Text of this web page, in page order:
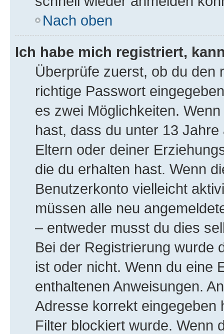
Nach oben
Ich habe mich registriert,
Überprüfe zuerst, ob du den
richtige Passwort
es zwei Möglichkeiten. Wenn
hast, dass du unter 13
Eltern oder deiner
die du erhalten hast. Wenn
Benutzerkonto vielleicht
müssen alle neu
– entweder musst du dies
Bei der Registrierung wurde
ist oder nicht. Wenn du eine
enthaltenen Anweisungen.
Adresse korrekt eingegeben
Filter blockiert wurde. Wenn